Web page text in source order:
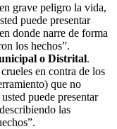
grave peligro la vida,
puede presentar
donde narre de forma
los hechos”.
o Distrital.
en contra de los
que no
puede presentar
las